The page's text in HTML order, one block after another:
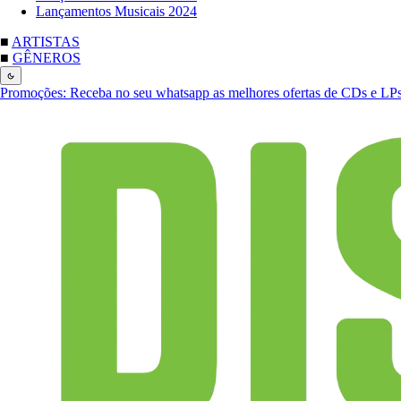
Lançamentos Musicais 2024
■ ARTISTAS
■ GÊNEROS
Promoções: Receba no seu whatsapp as melhores ofertas de CDs e